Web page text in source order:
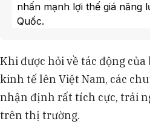
nhấn mạnh lợi thế giá năng
Quốc.
giúp nhà đầu tư có tâm lý
Các chuyên gia nhận
trung phát triển nguồn
cấp chuỗi giá trị và cải thiện
Các diễn giả khuyến nghị
Khi được hỏi về tác động
kinh tế lên Việt Nam, các
nhận định rất tích cực, trái
trên thị trường.